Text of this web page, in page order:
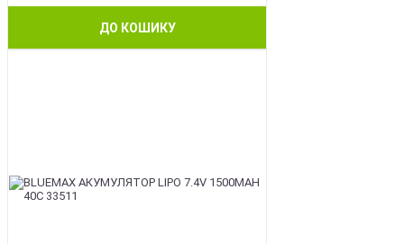
ДО КОШИКУ